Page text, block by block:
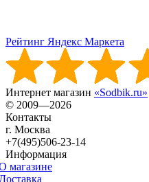
Рейтинг Яндекс Маркета
Интернет магазин «Sodbik.ru»
© 2009—2026
Контакты
г. Москва
+7(495)506-23-14
Информация
магазине